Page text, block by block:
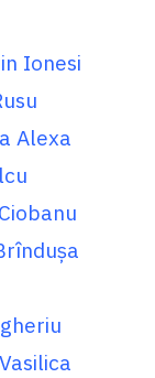
Ionesi
Alexa